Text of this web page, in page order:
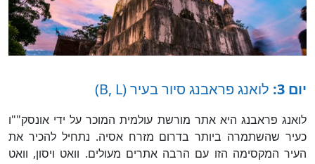
יום 3: לואנג פראבנג סיור בעיר (B, L)
לואנג פראבנג היא אתר מורשת עולמית המוכר על ידי אונסק""ו
כעיר שהשתמרה ביותר בדרום מזרח אסיה. נתחיל להכיר את
העיר המקסימה הזו עם הרבה אתרים מעולים. וואט ויסון, וואט